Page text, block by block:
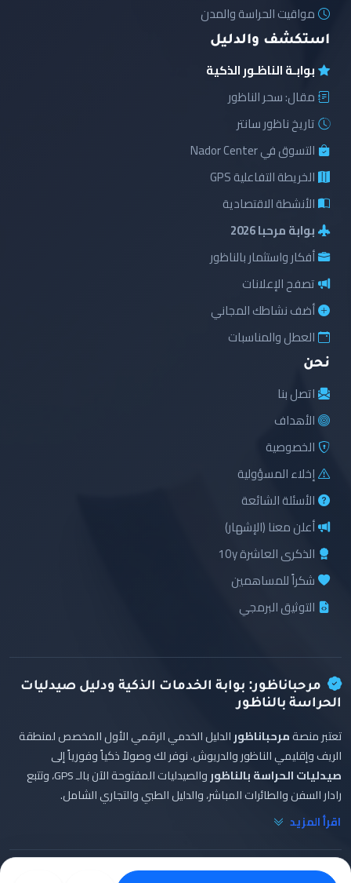
مواقيت الحراسة والمدن
استكشف والدليل
بوابـة الناظـور الذكية
مقال: سحر الناظور
تاريخ ناظور سانتر
التسوق في Nador Center
الخريطة التفاعلية GPS
الأنشطة الاقتصادية
بوابة مرحبا 2026
أفكار واستثمار بالناظور
تصفح الإعلانات
أضف نشاطك المجاني
العطل والمناسبات
نحن
اتصل بنا
الأهداف
الخصوصية
إخلاء المسؤولية
الأسئلة الشائعة
أعلن معنا (الإشهار)
الذكرى العاشرة 10y
شكراً للمساهمين
التوثيق البرمجي
مرحباناظور: بوابة الخدمات الذكية ودليل صيدليات
الحراسة بالناظور
تعتبر منصةمرحباناظورالدليل الخدمي الرقمي الأول المخصص لمنطقة
الريف وإقليمي الناظور والدريوش. نوفر لك وصولاً ذكياً وفورياً إلى
صيدليات الحراسة بالناظور
والصيدليات المفتوحة الآن بالـ GPS، وتتبع
رادار السفن والطائرات المباشر، والدليل الطبي والتجاري الشامل.
اقرأ المزيد